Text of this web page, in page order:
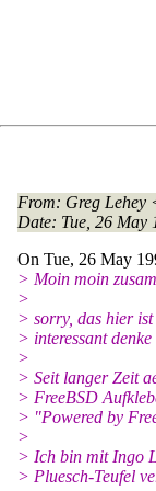
From: Greg Lehey
Date: Tue, 26 May
On Tue, 26 May
> Moin moin
>
> sorry, das hier
> interessant denke
>
> Seit langer Zeit
> FreeBSD
> "Powered by
>
> Ich bin mit Ingo
> Pluesch-Teufel